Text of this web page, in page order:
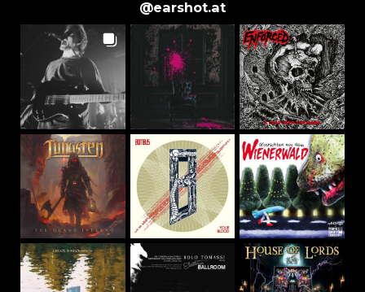
@earshot.at